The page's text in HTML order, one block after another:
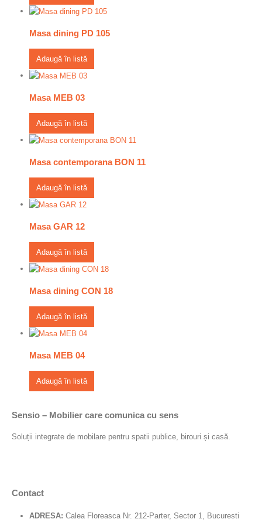
Masa dining PD 105
Adaugă în listă
Masa MEB 03
Adaugă în listă
Masa contemporana BON 11
Adaugă în listă
Masa GAR 12
Adaugă în listă
Masa dining CON 18
Adaugă în listă
Masa MEB 04
Adaugă în listă
Sensio – Mobilier care comunica cu sens
Soluții integrate de mobilare pentru spatii publice, birouri și casă.
Contact
ADRESA: Calea Floreasca Nr. 212-Parter, Sector 1, Bucuresti